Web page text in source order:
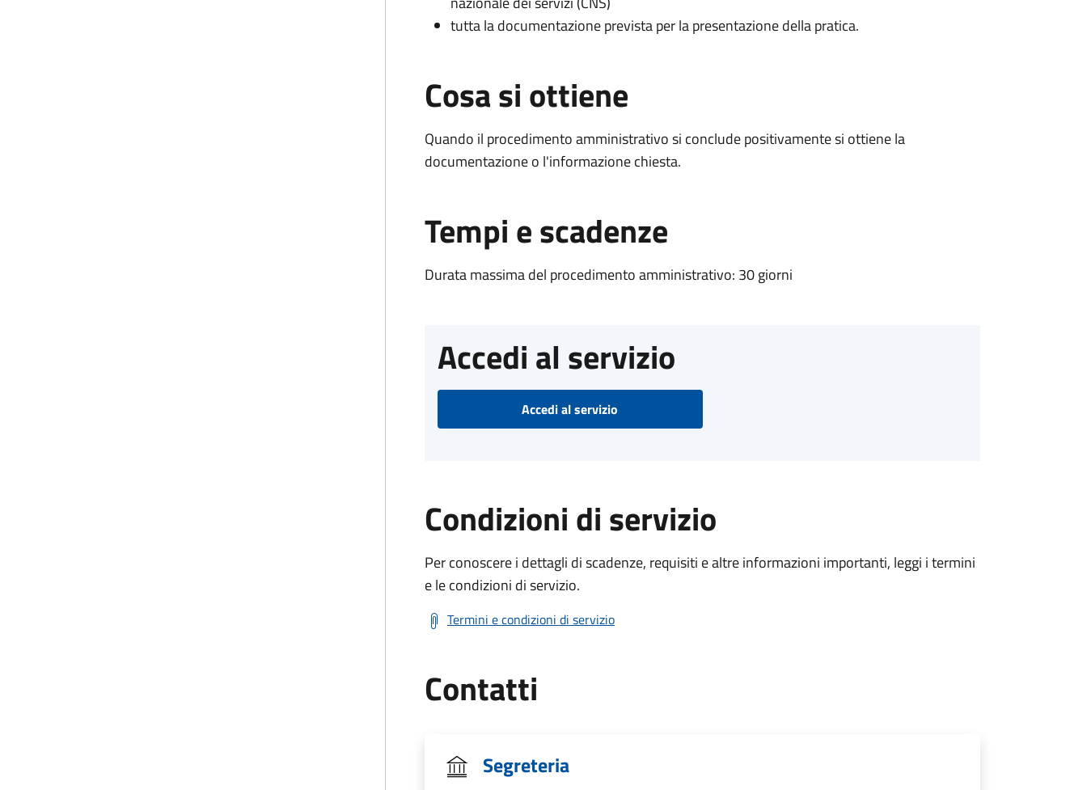
tutta la documentazione prevista per la presentazione della pratica.
Cosa si ottiene
Quando il procedimento amministrativo si conclude positivamente si ottiene la
documentazione o l'informazione chiesta.
Tempi e scadenze
Durata massima del procedimento amministrativo: 30 giorni
Accedi al servizio
Accedi al servizio
Condizioni di servizio
Per conoscere i dettagli di scadenze, requisiti e altre informazioni importanti, leggi i termini
e le condizioni di servizio.
Termini e condizioni di servizio
Contatti
Segreteria